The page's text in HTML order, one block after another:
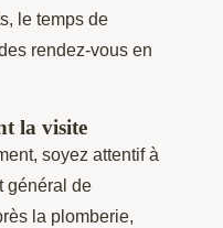
le temps de
rendez-vous en
la visite
soyez attentif à
général de
la plomberie,